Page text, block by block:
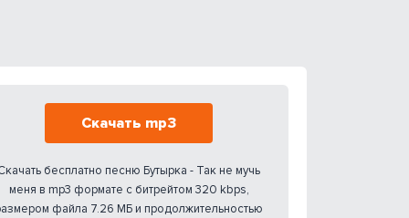
Скачать mp3
бесплатно песню Бутырка - Так не мучь
меня в mp3 формате с битрейтом 320 kbps,
файла 7.26 МБ и продолжительностью